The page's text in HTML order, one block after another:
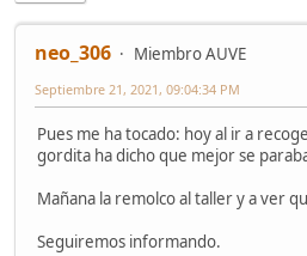
neo_306 Miembro AUVE
Septiembre 21, 2021, 09:04:34 PM
Pues me ha tocado: hoy al ir a
gordita ha dicho que mejor se
Mañana la remolco al taller y a ver
Seguiremos informando.